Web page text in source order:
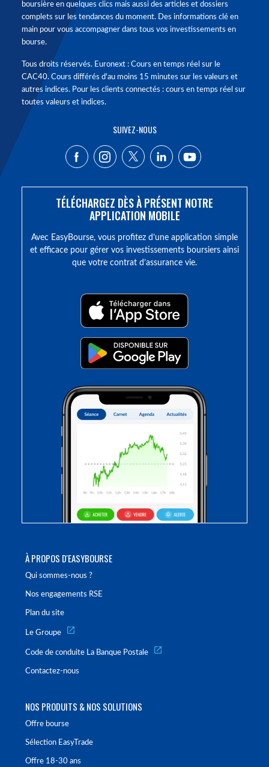
À PROPOS D'EASYBOURSE
Qui sommes-nous ?
Nos engagements RSE
Plan du site
Le Groupe
Code de conduite La Banque Postale
Contactez-nous
NOS PRODUITS & NOS SOLUTIONS
Offre bourse
Sélection EasyTrade
Offre 18-30 ans
boursière en quelques clics mais aussi des articles et dossiers
complets sur les tendances du moment. Des informations clé en
main pour vous accompagner dans tous vos investissements en
bourse.
Tous droits réservés. Euronext : Cours en temps réel sur le
CAC40. Cours différés d'au moins 15 minutes sur les valeurs et
autres indices. Pour les clients connectés : cours en temps réel sur
toutes valeurs et indices.
SUIVEZ-NOUS
TÉLÉCHARGEZ DÈS À PRÉSENT NOTRE
APPLICATION MOBILE
Avec EasyBourse, vous profitez d’une application simple
et efficace pour gérer vos investissements boursiers ainsi
que votre contrat d’assurance vie.